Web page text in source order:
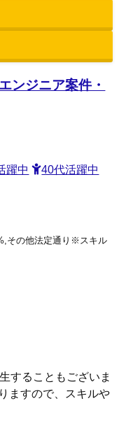
ンジニア案件・
躍中 40代活躍中
その他法定通り※スキル
することもございま
ますので、スキルや